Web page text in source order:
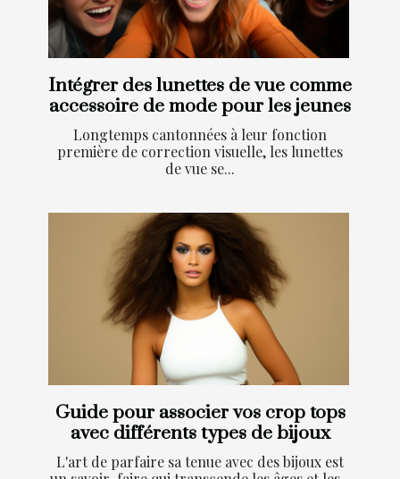
Intégrer des lunettes de vue comme
accessoire de mode pour les jeunes
Longtemps cantonnées à leur fonction
première de correction visuelle, les lunettes
de vue se...
Guide pour associer vos crop tops
avec différents types de bijoux
L'art de parfaire sa tenue avec des bijoux est